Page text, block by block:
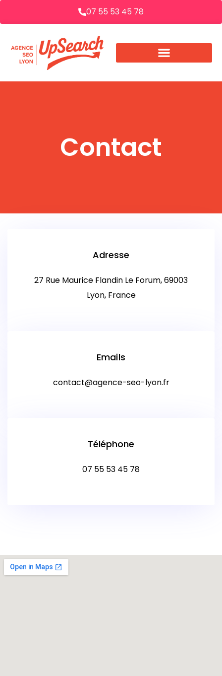
07 55 53 45 78
Contact
Adresse
27 Rue Maurice Flandin Le Forum, 69003
Lyon, France
Emails
contact@agence-seo-lyon.fr
Téléphone
07 55 53 45 78